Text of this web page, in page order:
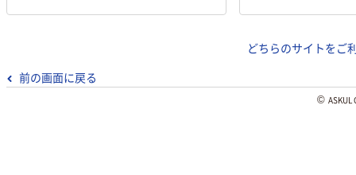
どちらのサイトをご
前の画面に戻る
©